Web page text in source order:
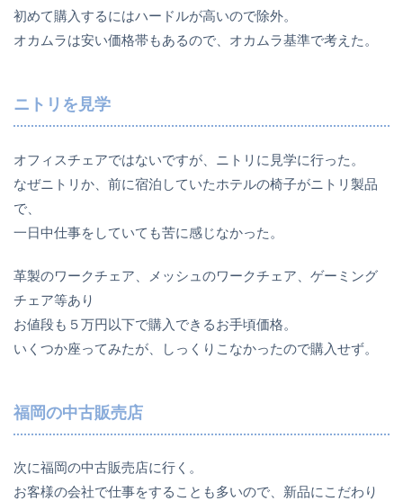
初めて購入するにはハードルが高いので除外。
オカムラは安い価格帯もあるので、オカムラ基準で考えた。
ニトリを見学
オフィスチェアではないですが、ニトリに見学に行った。
なぜニトリか、前に宿泊していたホテルの椅子がニトリ製品
で、
一日中仕事をしていても苦に感じなかった。
革製のワークチェア、メッシュのワークチェア、ゲーミング
チェア等あり
お値段も５万円以下で購入できるお手頃価格。
いくつか座ってみたが、しっくりこなかったので購入せず。
福岡の中古販売店
次に福岡の中古販売店に行く。
お客様の会社で仕事をすることも多いので、新品にこだわり